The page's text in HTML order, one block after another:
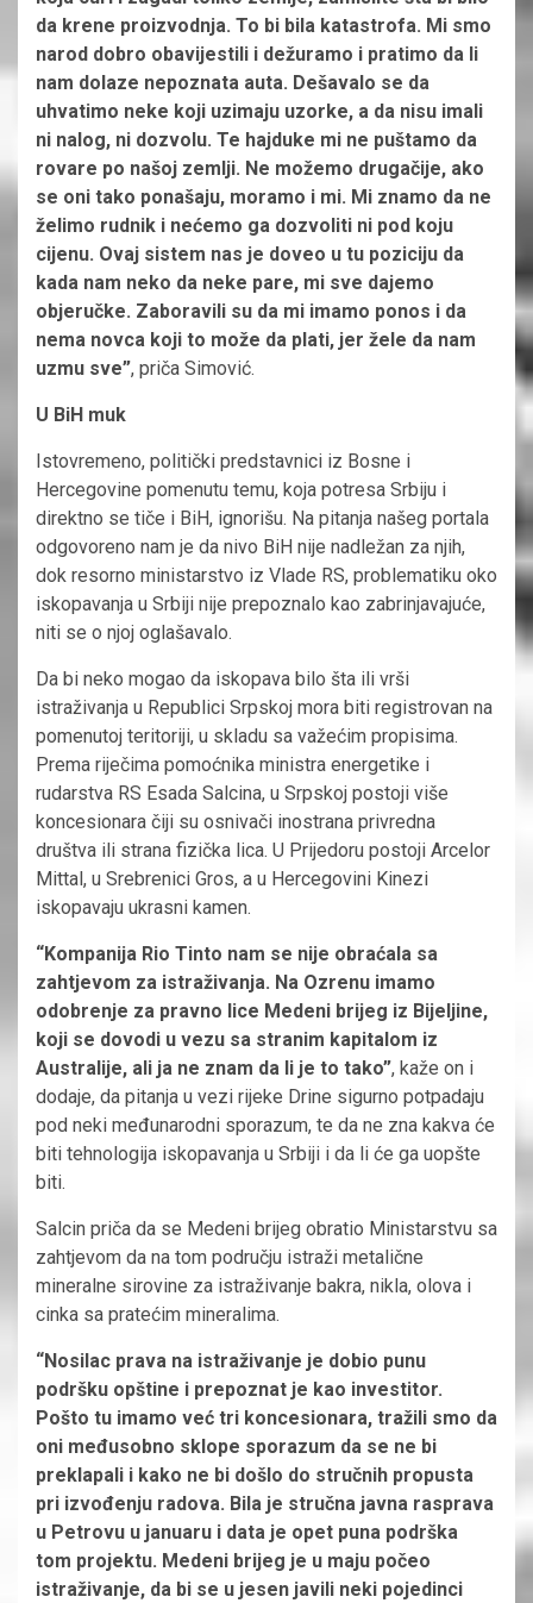
da krene proizvodnja. To bi bila katastrofa. Mi smo
narod dobro obavijestili i dežuramo i pratimo da li
nam dolaze nepoznata auta. Dešavalo se da
uhvatimo neke koji uzimaju uzorke, a da nisu imali
ni nalog, ni dozvolu. Te hajduke mi ne puštamo da
rovare po našoj zemlji. Ne možemo drugačije, ako
se oni tako ponašaju, moramo i mi. Mi znamo da ne
želimo rudnik i nećemo ga dozvoliti ni pod koju
cijenu. Ovaj sistem nas je doveo u tu poziciju da
kada nam neko da neke pare, mi sve dajemo
objeručke. Zaboravili su da mi imamo ponos i da
nema novca koji to može da plati, jer žele da nam
uzmu sve”, priča Simović.
U BiH muk
Istovremeno, politički predstavnici iz Bosne i
Hercegovine pomenutu temu, koja potresa Srbiju i
direktno se tiče i BiH, ignorišu. Na pitanja našeg portala
odgovoreno nam je da nivo BiH nije nadležan za njih,
dok resorno ministarstvo iz Vlade RS, problematiku oko
iskopavanja u Srbiji nije prepoznalo kao zabrinjavajuće,
niti se o njoj oglašavalo.
Da bi neko mogao da iskopava bilo šta ili vrši
istraživanja u Republici Srpskoj mora biti registrovan na
pomenutoj teritoriji, u skladu sa važećim propisima.
Prema riječima pomoćnika ministra energetike i
rudarstva RS Esada Salcina, u Srpskoj postoji više
koncesionara čiji su osnivači inostrana privredna
društva ili strana fizička lica. U Prijedoru postoji Arcelor
Mittal, u Srebrenici Gros, a u Hercegovini Kinezi
iskopavaju ukrasni kamen.
“Kompanija Rio Tinto nam se nije obraćala sa
zahtjevom za istraživanja. Na Ozrenu imamo
odobrenje za pravno lice Medeni brijeg iz Bijeljine,
koji se dovodi u vezu sa stranim kapitalom iz
Australije, ali ja ne znam da li je to tako”, kaže on i
dodaje, da pitanja u vezi rijeke Drine sigurno potpadaju
pod neki međunarodni sporazum, te da ne zna kakva će
biti tehnologija iskopavanja u Srbiji i da li će ga uopšte
biti.
Salcin priča da se Medeni brijeg obratio Ministarstvu sa
zahtjevom da na tom području istraži metalične
mineralne sirovine za istraživanje bakra, nikla, olova i
cinka sa pratećim mineralima.
“Nosilac prava na istraživanje je dobio punu
podršku opštine i prepoznat je kao investitor.
Pošto tu imamo već tri koncesionara, tražili smo da
oni međusobno sklope sporazum da se ne bi
preklapali i kako ne bi došlo do stručnih propusta
pri izvođenju radova. Bila je stručna javna rasprava
u Petrovu u januaru i data je opet puna podrška
tom projektu. Medeni brijeg je u maju počeo
istraživanje, da bi se u jesen javili neki pojedinci